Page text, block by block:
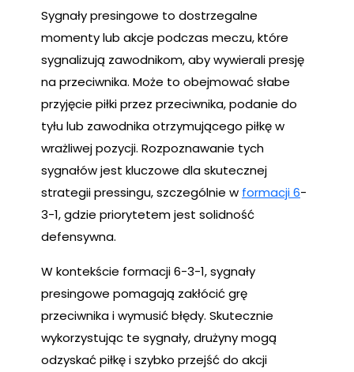
Sygnały presingowe to dostrzegalne
momenty lub akcje podczas meczu, które
sygnalizują zawodnikom, aby wywierali presję
na przeciwnika. Może to obejmować słabe
przyjęcie piłki przez przeciwnika, podanie do
tyłu lub zawodnika otrzymującego piłkę w
wrażliwej pozycji. Rozpoznawanie tych
sygnałów jest kluczowe dla skutecznej
strategii pressingu, szczególnie w formacji 6-
3-1, gdzie priorytetem jest solidność
defensywna.
W kontekście formacji 6-3-1, sygnały
presingowe pomagają zakłócić grę
przeciwnika i wymusić błędy. Skutecznie
wykorzystując te sygnały, drużyny mogą
odzyskać piłkę i szybko przejść do akcji